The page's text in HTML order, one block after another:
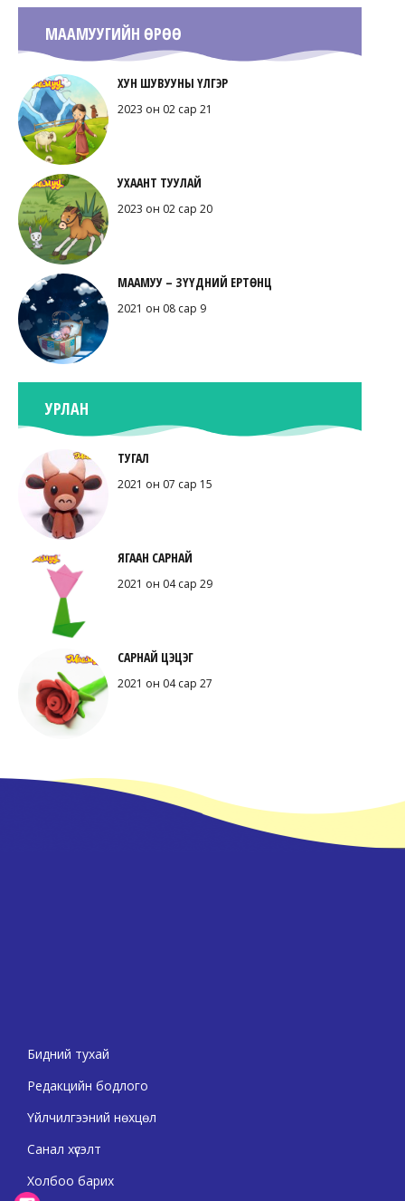
МААМУУГИЙН ӨРӨӨ
ХУН ШУВУУНЫ ҮЛГЭР
2023 он 02 сар 21
УХААНТ ТУУЛАЙ
2023 он 02 сар 20
МААМУУ – ЗҮҮДНИЙ ЕРТӨНЦ
2021 он 08 сар 9
УРЛАН
ТУГАЛ
2021 он 07 сар 15
ЯГААН САРНАЙ
2021 он 04 сар 29
САРНАЙ ЦЭЦЭГ
2021 он 04 сар 27
Бидний тухай
Редакцийн бодлого
Үйлчилгээний нөхцөл
Санал хүсэлт
Холбоо барих